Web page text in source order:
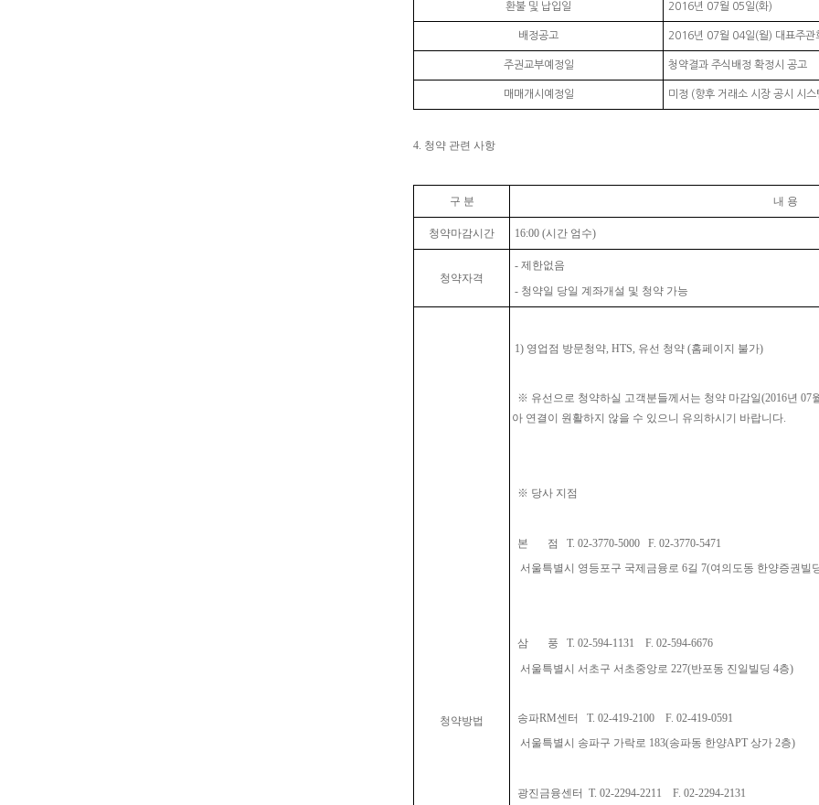
환불 및 납입일 2016년 07월 05일(화)
배정공고 2016년 07월 04일(월) 대표주관
주권교부예정일 청약결과 주식배정 확정시 공고
매매개시예정일 미정 (향후 거래소 시장 공시 시
4. 청약 관련 사항
구 분 내 용
청약마감시간 16:00 (시간 엄수)
청약자격
- 제한없음
- 청약일 당일 계좌개설 및 청약 가능
청약방법
1) 영업점 방문청약, HTS, 유선 청약 (홈페이지 불가)
※ 유선으로 청약하실 고객분들께서는 청약 마감일(2016년 07
아 연결이 원활하지 않을 수 있으니 유의하시기 바랍니다.
※ 당사 지점
본 점 T. 02-3770-5000 F. 02-3770-5471
서울특별시 영등포구 국제금융로 6길 7(여의도동 한양증권
삼 풍 T. 02-594-1131 F. 02-594-6676
서울특별시 서초구 서초중앙로 227(반포동 진일빌딩 4층)
송파RM센터 T. 02-419-2100 F. 02-419-0591
서울특별시 송파구 가락로 183(송파동 한양APT 상가 2층)
광진금융센터 T. 02-2294-2211 F. 02-2294-2131